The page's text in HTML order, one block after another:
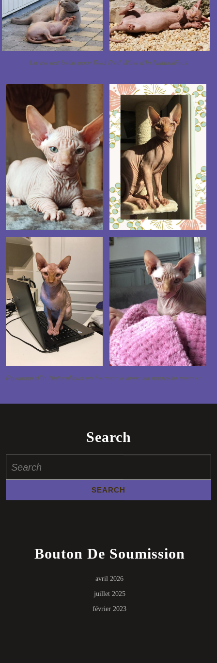
La vie est belle pour Red Red Wine d’In Naturalibus
Roxanne d’In Naturalibus en harmonie avec sa nouvelle maman.
Search
for:
Bouton De Soumission
avril 2026
juillet 2025
février 2023